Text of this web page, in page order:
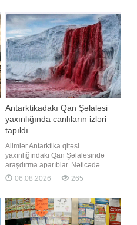
Antarktikadakı Qan Şəlaləsi
yaxınlığında canlıların izləri
tapıldı
Alimlər Antarktika qitəsi
yaxınlığındakı Qan Şəlaləsində
araşdırma aparıblar. Nəticədə
mikroskopik evakariot canlılardan
ibarət bir topluluğun molekulyar
bu tapıntının dəniz suyunun
Antarktikanın qədim dövrlərində
dərəyə daxil olmuş və buzlaq
06.08.2026 265